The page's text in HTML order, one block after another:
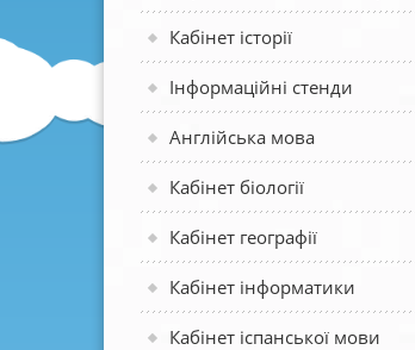
Кабінет історії
Інформаційні стенди
Англійська мова
Кабінет біології
Кабінет географії
Кабінет інформатики
Кабінет іспанської мови